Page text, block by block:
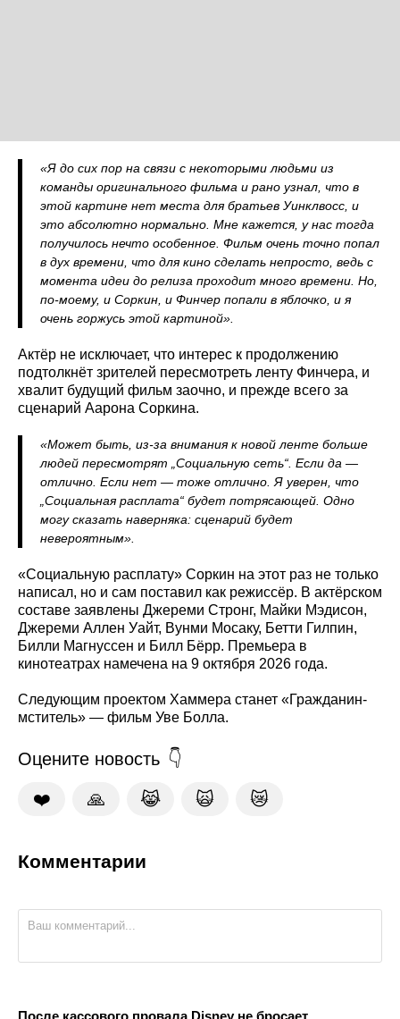
«Я до сих пор на связи с некоторыми людьми из
команды оригинального фильма и рано узнал, что в
этой картине нет места для братьев Уинклвосс, и
это абсолютно нормально. Мне кажется, у нас тогда
получилось нечто особенное. Фильм очень точно попал
в дух времени, что для кино сделать непросто, ведь с
момента идеи до релиза проходит много времени. Но,
по-моему, и Соркин, и Финчер попали в яблочко, и я
очень горжусь этой картиной».
Актёр не исключает, что интерес к продолжению
подтолкнёт зрителей пересмотреть ленту Финчера, и
хвалит будущий фильм заочно, и прежде всего за
сценарий Аарона Соркина.
«Может быть, из‑за внимания к новой ленте больше
людей пересмотрят „Социальную сеть“. Если да —
отлично. Если нет — тоже отлично. Я уверен, что
„Социальная расплата“ будет потрясающей. Одно
могу сказать наверняка: сценарий будет
невероятным».
«Социальную расплату» Соркин на этот раз не только
написал, но и сам поставил как режиссёр. В актёрском
составе заявлены Джереми Стронг, Майки Мэдисон,
Джереми Аллен Уайт, Вунми Мосаку, Бетти Гилпин,
Билли Магнуссен и Билл Бёрр. Премьера в
кинотеатрах намечена на 9 октября 2026 года.
Следующим проектом Хаммера станет «Гражданин-
мститель» — фильм Уве Болла.
Оцените новость
❤️ 🙏 😹 🙀 😿
Комментарии
После кассового провала Disney не бросает